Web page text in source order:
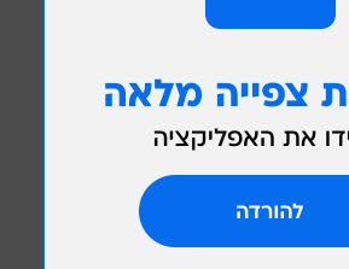
הבריטי הולאם אתמול על
לאחר שהמשקיעים והמלווים
הפיקדונות הקמעוניים ורשת
לחטיבת אבי נשיונל של
שאר חטיבות הבנק הבריטי,